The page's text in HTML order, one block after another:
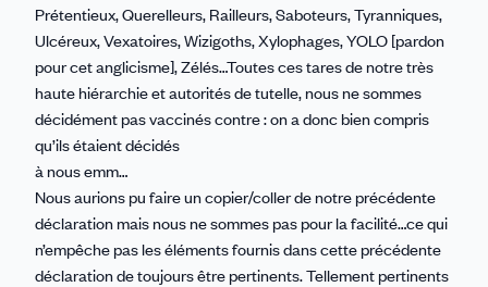
Prétentieux, Querelleurs, Railleurs, Saboteurs, Tyranniques,
Ulcéreux, Vexatoires, Wizigoths, Xylophages, YOLO [pardon
pour cet anglicisme], Zélés…Toutes ces tares de notre très
haute hiérarchie et autorités de tutelle, nous ne sommes
décidément pas vaccinés contre : on a donc bien compris
qu’ils étaient décidés
à nous emm…
Nous aurions pu faire un copier/coller de notre précédente
déclaration mais nous ne sommes pas pour la facilité…ce qui
n’empêche pas les éléments fournis dans cette précédente
déclaration de toujours être pertinents. Tellement pertinents